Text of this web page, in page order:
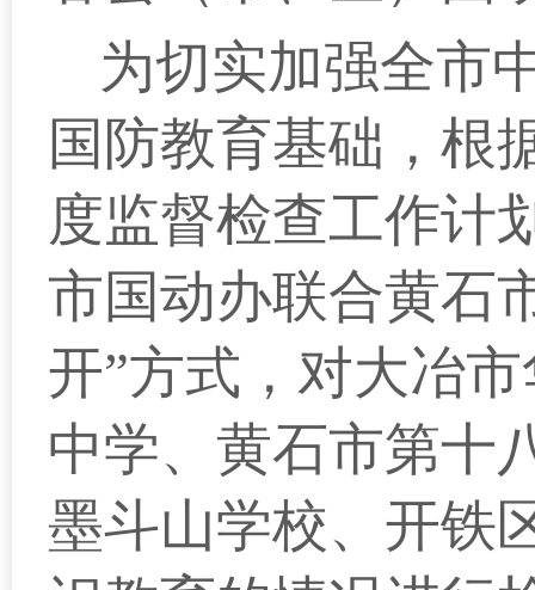
为切实加强全市
国防教育基础，根
度监督检查工作计
市国动办联合黄石
开”方式，对大冶
中学、黄石市第十
墨斗山学校、 开铁